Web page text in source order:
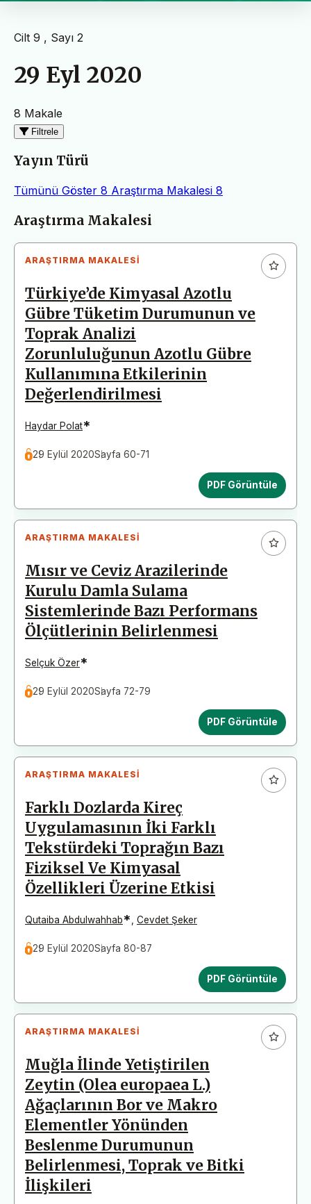
Cilt 9 , Sayı 2
29 Eyl 2020
8 Makale
Filtrele
Yayın Türü
Tümünü Göster 8 Araştırma Makalesi 8
Makaleler
Araştırma Makalesi
ARAŞTIRMA MAKALESI
Türkiye’de Kimyasal Azotlu
Gübre Tüketim Durumunun ve
Toprak Analizi
Zorunluluğunun Azotlu Gübre
Kullanımına Etkilerinin
Değerlendirilmesi
Haydar Polat*
29 Eylül 2020Sayfa 60-71
PDF Görüntüle
ARAŞTIRMA MAKALESI
Mısır ve Ceviz Arazilerinde
Kurulu Damla Sulama
Sistemlerinde Bazı Performans
Ölçütlerinin Belirlenmesi
Selçuk Özer*
29 Eylül 2020Sayfa 72-79
PDF Görüntüle
ARAŞTIRMA MAKALESI
Farklı Dozlarda Kireç
Uygulamasının İki Farklı
Tekstürdeki Toprağın Bazı
Fiziksel Ve Kimyasal
Özellikleri Üzerine Etkisi
Qutaiba Abdulwahhab* Cevdet Şeker
29 Eylül 2020Sayfa 80-87
PDF Görüntüle
ARAŞTIRMA MAKALESI
Muğla İlinde Yetiştirilen
Zeytin (Olea europaea L.)
Ağaçlarının Bor ve Makro
Elementler Yönünden
Beslenme Durumunun
Belirlenmesi, Toprak ve Bitki
İlişkileri